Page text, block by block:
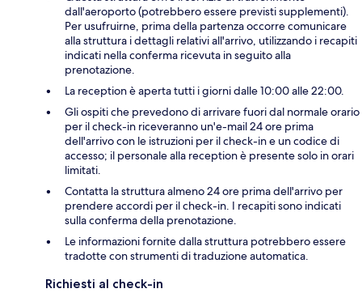
dall'aeroporto (potrebbero essere previsti supplementi).
Per usufruirne, prima della partenza occorre comunicare
alla struttura i dettagli relativi all'arrivo, utilizzando i recapiti
indicati nella conferma ricevuta in seguito alla
prenotazione.
La reception è aperta tutti i giorni dalle 10:00 alle 22:00.
Gli ospiti che prevedono di arrivare fuori dal normale orario
per il check-in riceveranno un'e-mail 24 ore prima
dell'arrivo con le istruzioni per il check-in e un codice di
accesso; il personale alla reception è presente solo in orari
limitati.
Contatta la struttura almeno 24 ore prima dell'arrivo per
prendere accordi per il check-in. I recapiti sono indicati
sulla conferma della prenotazione.
Le informazioni fornite dalla struttura potrebbero essere
tradotte con strumenti di traduzione automatica.
Richiesti al check-in